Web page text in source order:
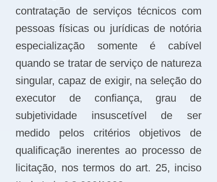
contratação de serviços técnicos com
pessoas físicas ou jurídicas de notória
especialização somente é cabível
quando se tratar de serviço de natureza
singular, capaz de exigir, na seleção do
executor de confiança, grau de
subjetividade insuscetível de ser
medido pelos critérios objetivos de
qualificação inerentes ao processo de
licitação, nos termos do art. 25, inciso